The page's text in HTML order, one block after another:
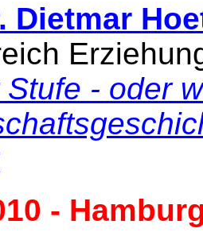
Dietmar
Stufe - oder
-